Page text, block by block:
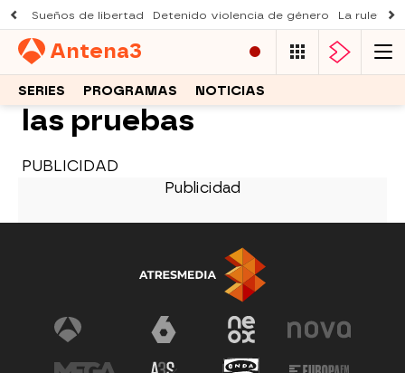
Sueños de libertad Detenido violencia de género La ruleta
Antena3
SERIES PROGRAMAS NOTICIAS
las pruebas
PUBLICIDAD